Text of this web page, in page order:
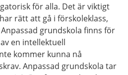
för alla. Det är viktigt
rätt att gå i förskoleklass,
grundskola finns för
en intellektuell
kommer kunna nå
Anpassad grundskola tar